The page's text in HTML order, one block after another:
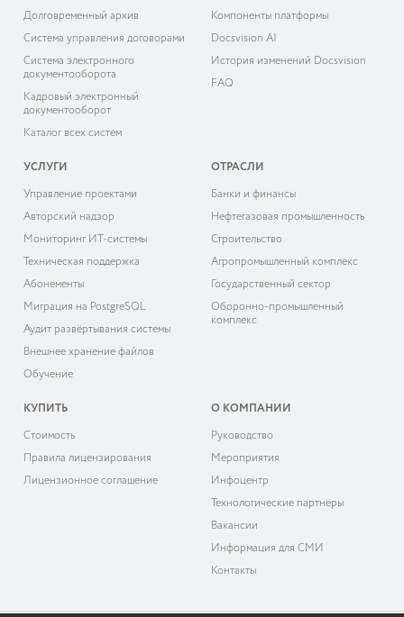
Долговременный архив
Система управления договорами
Система электронного
документооборота
Кадровый электронный
документооборот
Каталог всех систем
Компоненты платформы
Docsvision AI
История изменений Docsvision
FAQ
УСЛУГИ
Управление проектами
Авторский надзор
Мониторинг ИТ-системы
Техническая поддержка
Абонементы
Миграция на PostgreSQL
Аудит развёртывания системы
Внешнее хранение файлов
Обучение
ОТРАСЛИ
Банки и финансы
Нефтегазовая промышленность
Строительство
Агропромышленный комплекс
Государственный сектор
Оборонно-промышленный
комплекс
КУПИТЬ
Cтоимость
Правила лицензирования
Лицензионное соглашение
О КОМПАНИИ
Руководство
Мероприятия
Инфоцентр
Технологические партнёры
Вакансии
Информация для СМИ
Контакты